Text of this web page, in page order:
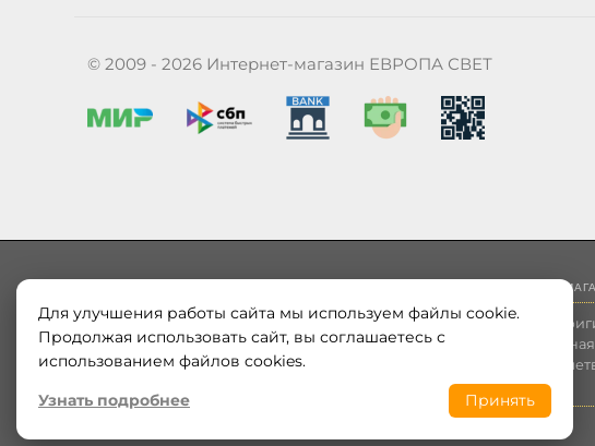
© 2009 - 2026 Интернет-магазин ЕВРОПА СВЕТ
ИНТЕРНЕТ-
Наш магазин «ЕВРОПА СВЕТ» поставляет и продает в России
Европы и России. Только оригинальная продукция.
модерн от интернет-магазина europa-svet.ru позволит
Для улучшения работы сайта мы используем файлы cookie.
Продолжая использовать сайт, вы соглашаетесь с
использованием файлов cookies.
Узнать подробнее
Принять